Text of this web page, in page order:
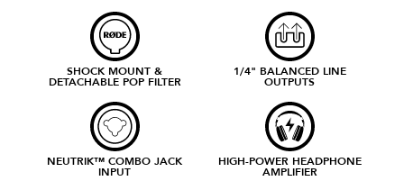
SHOCK MOUNT &
DETACHABLE POP FILTER
1/4" BALANCED LINE
OUTPUTS
NEUTRIK™ COMBO JACK
INPUT
HIGH-POWER HEADPHONE
AMPLIFIER